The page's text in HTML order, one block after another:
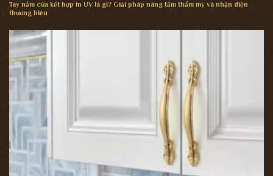
Tay nắm cửa kết hợp in UV là gì? Giải pháp nâng tầm thẩm mỹ và nhận diện
thương hiệu